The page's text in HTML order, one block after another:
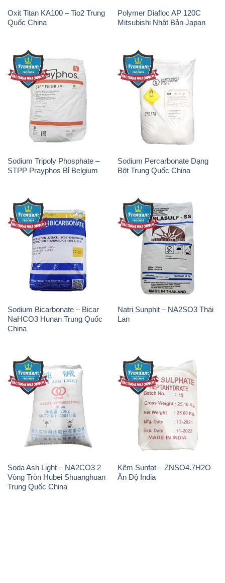
Oxit Titan KA100 – Tio2 Trung
Quốc China
Polymer Diafloc AP 120C
Mitsubishi Nhật Bản Japan
Sodium Tripoly Phosphate –
STPP Prayphos Bỉ Belgium
Sodium Percarbonate Dạng
Bột Trung Quốc China
Sodium Bicarbonate – Bicar
NaHCO3 Hunan Trung Quốc
China
Natri Sunphit – NA2SO3 Thái
Lan
Soda Ash Light – NA2CO3 2
Vòng Tròn Hubei Shuanghuan
Trung Quốc China
Kẽm Sunfat – ZNSO4.7H2O
Ấn Độ India